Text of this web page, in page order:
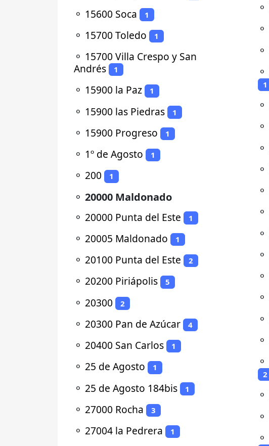
⚬ 15600 Soca 1
⚬ 15700 Toledo 1
⚬ 15700 Villa Crespo y San
Andrés
1
⚬ 15900 la Paz 1
⚬ 15900 las Piedras 1
⚬ 15900 Progreso 1
⚬ 1º de Agosto 1
⚬ 200 1
⚬ 20000 Maldonado
⚬ 20000 Punta del Este 1
⚬ 20005 Maldonado 1
⚬ 20100 Punta del Este 2
⚬ 20200 Piriápolis 5
⚬ 20300 2
⚬ 20300 Pan de Azúcar 4
⚬ 20400 San Carlos 1
⚬ 25 de Agosto 1
⚬ 25 de Agosto 184bis 1
⚬ 27000 Rocha 3
⚬ 27004 la Pedrera 1
⚬
⚬
⚬
⚬
1
⚬
⚬
⚬
⚬
⚬
⚬
⚬
⚬
⚬
⚬
⚬
⚬
⚬
2
⚬
⚬
⚬